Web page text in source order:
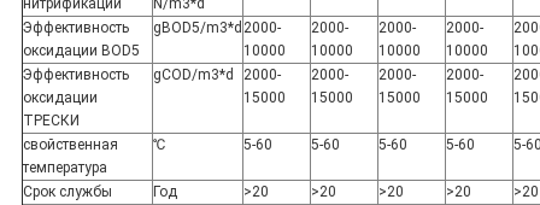
Эффективность
оксидации BOD5
gBOD5/m3*d 2000-
10000
2000-
10000
2000-
10000
2000-
10000
Эффективность
оксидации
ТРЕСКИ
gCOD/m3*d
2000-
15000
2000-
15000
2000-
15000
2000-
15000
свойственная
температура
℃ 5-60 5-60 5-60 5-60 5-
Срок службы Год >20 >20 >20 >20
>20